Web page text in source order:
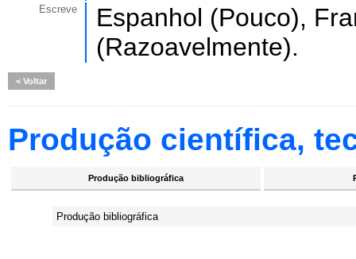
Escreve
Espanhol (Pouco),
(Razoavelmente).
Voltar
Produção científica,
Produção bibliográfica
Produção bibliográfica